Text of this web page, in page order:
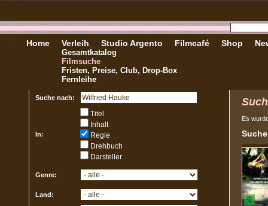
Home Verleih
Gesamtkatalog
Filmsuche
Fristen, Preise, Club, Drop-Box
Fernleihe
Studio Argento Filmcafé Shop
Suche nach:
In:
Titel
Inhalt
Regie
Drehbuch
Darsteller
Genre:
Land:
Es